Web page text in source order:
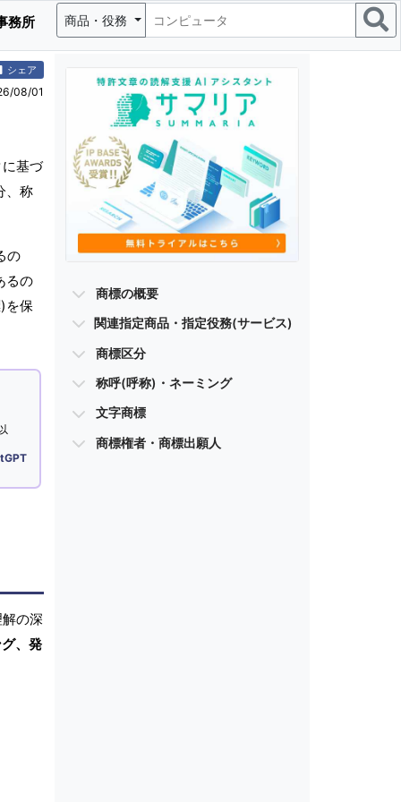
務所 商品・役務
シェア
08/01
基づ
、称
の
るの
を保
の深
、発
商標の概要
関連指定商品・指定役務(サービス)
商標区分
称呼(呼称)・ネーミング
文字商標
商標権者・商標出願人